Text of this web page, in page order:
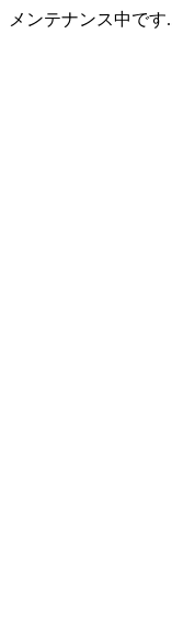
メンテナンス中です